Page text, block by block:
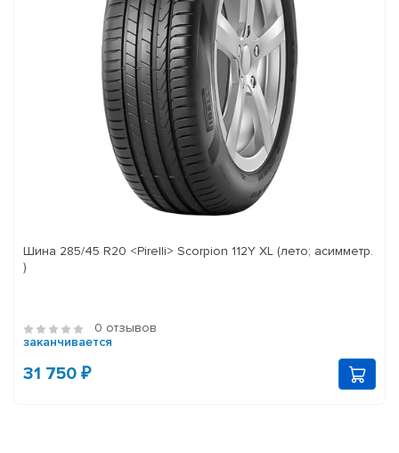
Шина 285/45 R20 <Pirelli> Scorpion 112Y XL (лето; асимметр.
)
0 отзывов
заканчивается
31 750 ₽